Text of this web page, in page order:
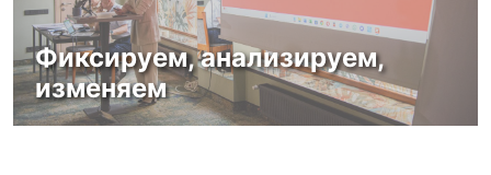
Фиксируем, анализируем,
изменяем